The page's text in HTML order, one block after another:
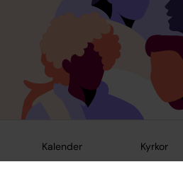
Kalender Kyrkor